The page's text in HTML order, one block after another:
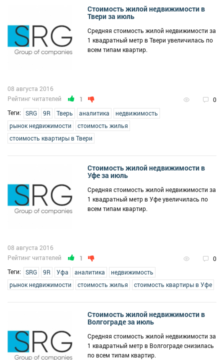
Стоимость жилой недвижимости в
Твери за июль
Средняя стоимость жилой недвижимости за
1 квадратный метр в Твери увеличилась по
всем типам квартир.
Рейтинг читателей 1 0
08 августа 2016
Теги: SRG 9R Тверь аналитика
недвижимость
рынок недвижимости
стоимость жилья
стоимость квартиры в Твери
Стоимость жилой недвижимости в
Уфе за июль
Средняя стоимость жилой недвижимости за
1 квадратный метр в Уфе увеличилась по
всем типам квартир.
Рейтинг читателей 1 0
08 августа 2016
Теги: SRG 9R Уфа аналитика
недвижимость
рынок недвижимости
стоимость жилья стоимость квартиры в Уфе
Стоимость жилой недвижимости в
Волгограде за июль
Средняя стоимость жилой недвижимости за
1 квадратный метр в Волгограде снизилась
по всем типам квартир.